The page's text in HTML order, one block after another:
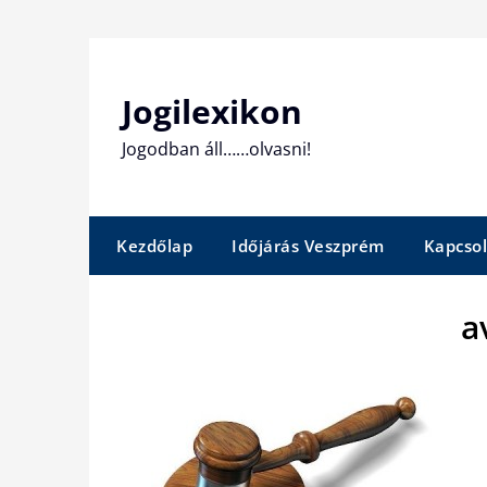
Jogilexikon
Jogodban áll……olvasni!
Kezdőlap Időjárás Veszprém